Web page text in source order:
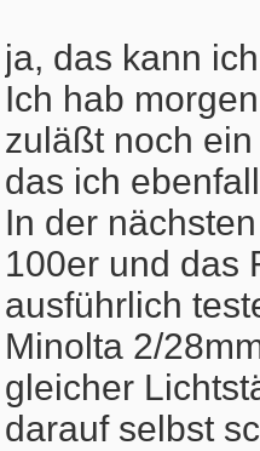
ja, das kann
Ich hab
zuläßt noch
das ich
In der
100er und das
ausführlich
Minolta 2/
gleicher
darauf selbst